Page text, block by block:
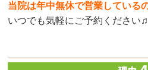
当院は年中無休で営業している
いつでも気軽にご予約ください♫